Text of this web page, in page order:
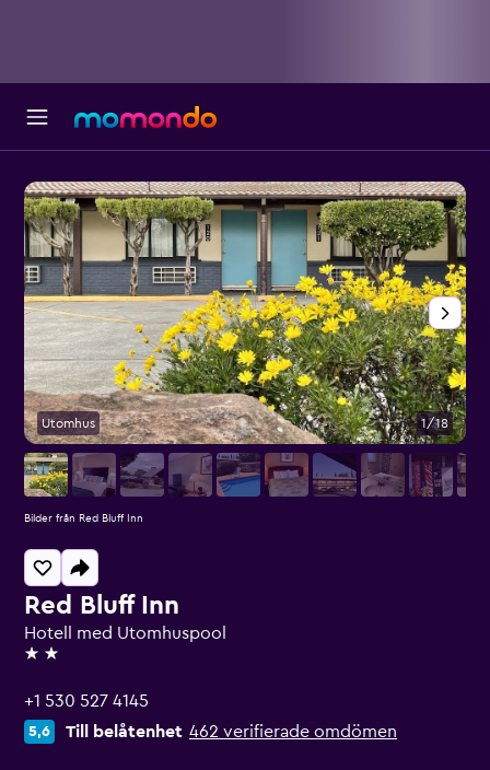
Red Bluff Inn
Hotell med Utomhuspool
2 stjärnor
+1 530 527 4145
5,6 Till belåtenhet 462 verifierade omdömen
Utomhus 1/18
Bilder från Red Bluff Inn